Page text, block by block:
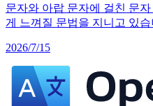
문자와 아랍 문자에 걸친 문
게 느껴질 문법을 지니고 있습
2026/7/15